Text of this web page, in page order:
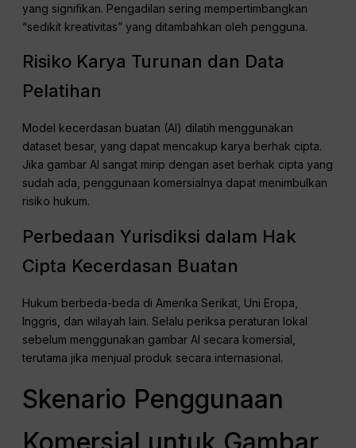
yang signifikan. Pengadilan sering mempertimbangkan
“sedikit kreativitas” yang ditambahkan oleh pengguna.
Risiko Karya Turunan dan Data
Pelatihan
Model kecerdasan buatan (AI) dilatih menggunakan
dataset besar, yang dapat mencakup karya berhak cipta.
Jika gambar AI sangat mirip dengan aset berhak cipta yang
sudah ada, penggunaan komersialnya dapat menimbulkan
risiko hukum.
Perbedaan Yurisdiksi dalam Hak
Cipta Kecerdasan Buatan
Hukum berbeda-beda di Amerika Serikat, Uni Eropa,
Inggris, dan wilayah lain. Selalu periksa peraturan lokal
sebelum menggunakan gambar AI secara komersial,
terutama jika menjual produk secara internasional.
Skenario Penggunaan